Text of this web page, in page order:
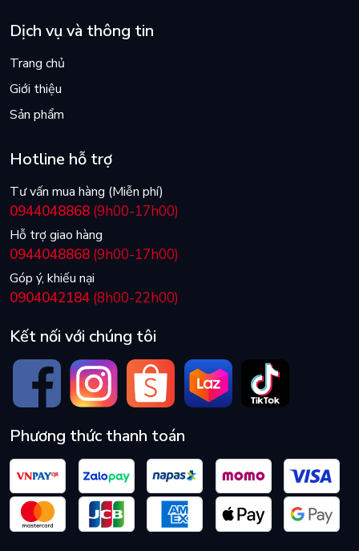
Dịch vụ và thông tin
Trang chủ
Giới thiệu
Sản phẩm
Hotline hỗ trợ
Tư vấn mua hàng (Miễn phí)
0944048868 (9h00-17h00)
Hỗ trợ giao hàng
0944048868 (9h00-17h00)
Góp ý, khiếu nại
0904042184 (8h00-22h00)
Kết nối với chúng tôi
Phương thức thanh toán